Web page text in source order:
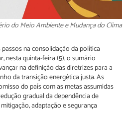
do Meio Ambiente e Mudança do Clima
na consolidação da política
nesta quinta-feira (5), o sumário
na definição das diretrizes para a
da transição energética justa. As
do país com as metas assumidas
gradual da dependência de
adaptação e segurança